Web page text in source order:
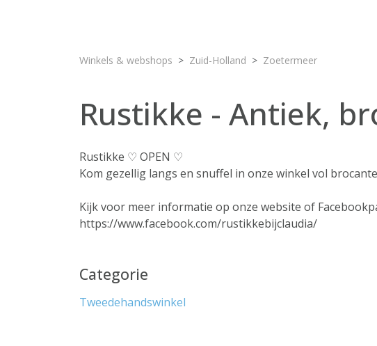
Winkels & webshops Zuid-Holland Zoetermeer
Rustikke - Antiek,
Rustikke ♡ OPEN ♡
Kom gezellig langs en snuffel in onze winkel vol
Kijk voor meer informatie op onze website of
https://www.facebook.com/rustikkebijclaudia/
Categorie
Tweedehandswinkel